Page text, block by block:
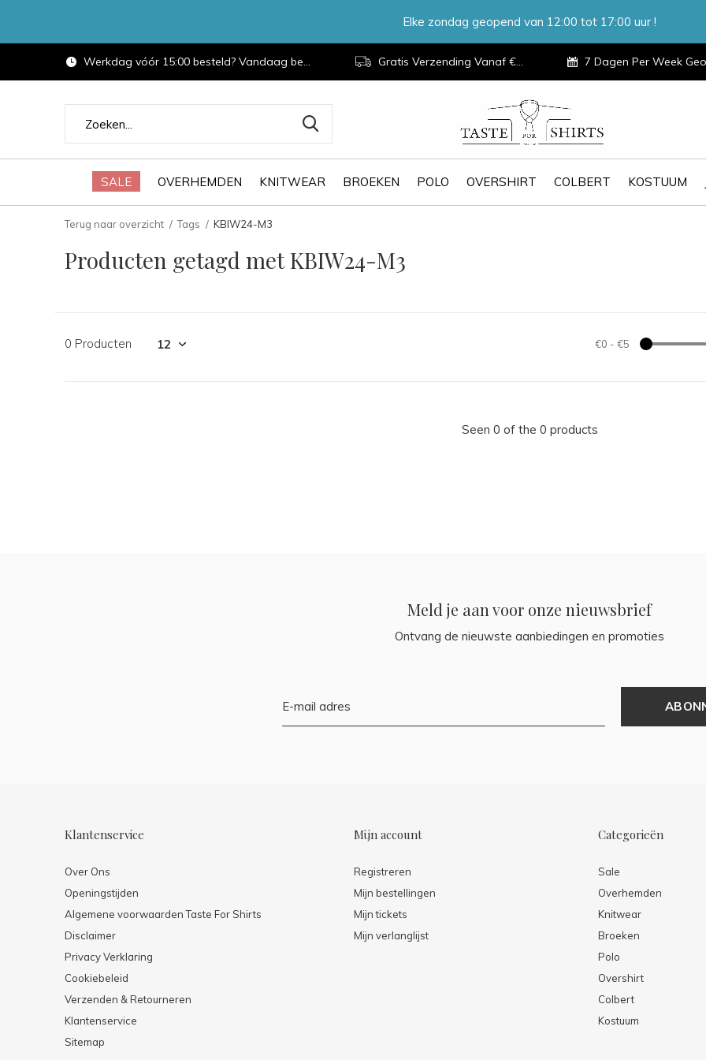
SALE OVERHEMDEN KNITWEAR BROEKEN POLO OVERSHIRT COLBERT KOSTUUM
Werkdag vóór 15:00 besteld? Vandaag bezorgd. Gratis Verzending Vanaf €100,- 7 Dagen Per Week Geopend
Elke zondag geopend van 12:00 tot 17:00 uur !
Terug naar overzicht Tags KBIW24-M3
Producten getagd met KBIW24-M3
0 Producten €0 - €5
Seen 0 of the 0 products
Meld je aan voor onze nieuwsbrief
Ontvang de nieuwste aanbiedingen en promoties
Klantenservice
Over Ons
Openingstijden
Algemene voorwaarden Taste For Shirts
Disclaimer
Privacy Verklaring
Cookiebeleid
Verzenden & Retourneren
Klantenservice
Sitemap
Mijn account
Registreren
Mijn bestellingen
Mijn tickets
Mijn verlanglijst
Categorieën
Sale
Overhemden
Knitwear
Broeken
Polo
Overshirt
Colbert
Kostuum